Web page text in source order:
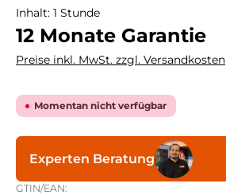
Inhalt: 1 Stunde
12 Monate Garantie
Preise inkl. MwSt. zzgl. Versandkosten
Momentan nicht verfügbar
Experten Beratung
GTIN/EAN: